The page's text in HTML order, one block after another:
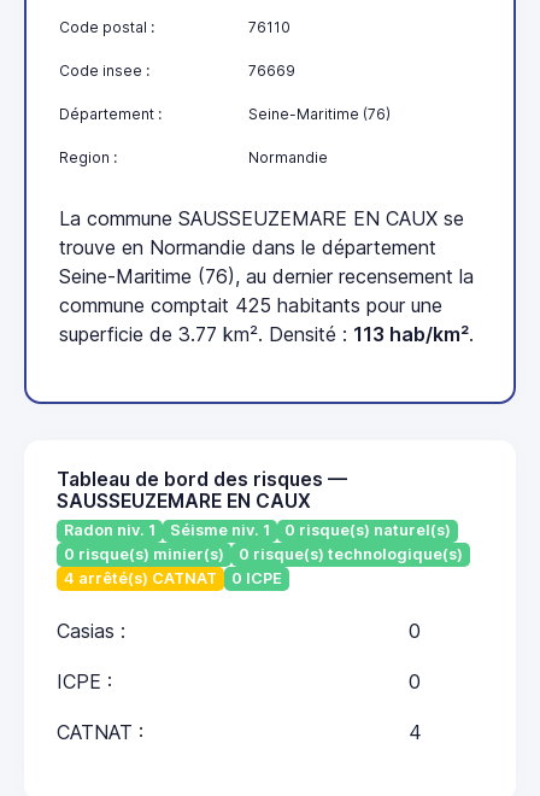
Code postal : 76110
Code insee : 76669
Département : Seine-Maritime (76)
Region : Normandie
La commune SAUSSEUZEMARE EN CAUX se
trouve en Normandie dans le département
Seine-Maritime (76), au dernier recensement la
commune comptait 425 habitants pour une
superficie de 3.77 km². Densité : 113 hab/km².
Tableau de bord des risques —
SAUSSEUZEMARE EN CAUX
Radon niv. 1 Séisme niv. 1
0 risque(s) naturel(s)
0 risque(s) minier(s)
0 risque(s) technologique(s)
4 arrêté(s) CATNAT
0 ICPE
Casias : 0
ICPE : 0
CATNAT : 4